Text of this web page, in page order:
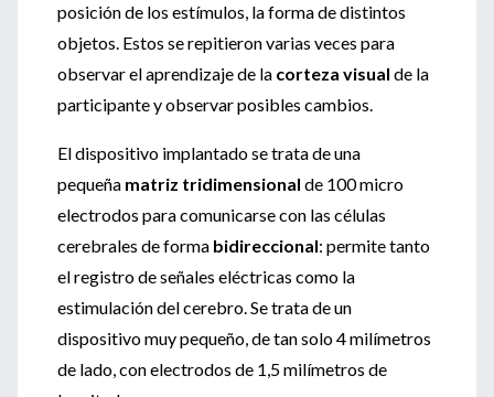
posición de los estímulos, la forma de distintos
objetos. Estos se repitieron varias veces para
observar el aprendizaje de la corteza visual de la
participante y observar posibles cambios.
El dispositivo implantado se trata de una
pequeña matriz tridimensional de 100 micro
electrodos para comunicarse con las células
cerebrales de forma bidireccional: permite tanto
el registro de señales eléctricas como la
estimulación del cerebro. Se trata de un
dispositivomuy pequeño, de tan solo 4 milímetros
de lado, con electrodos de 1,5 milímetros de